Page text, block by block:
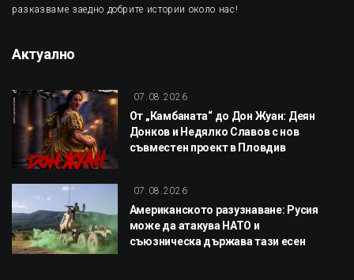
разказваме заедно добрите истории около нас!
Актуално
07.08.2026
От „Камбаната“ до Дон Жуан: Деян
Донков и Недялко Славов с нов
съвместен проект в Пловдив
07.08.2026
Американското разузнаване: Русия
може да атакува НАТО и
съюзническа държава тази есен